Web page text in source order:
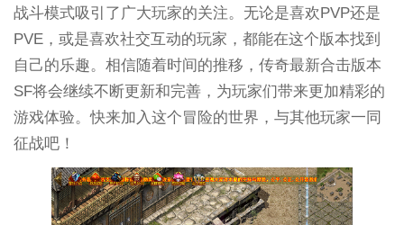
战斗模式吸引了广大玩家的关注。无论是喜欢PVP还是
PVE，或是喜欢社交互动的玩家，都能在这个版本找到
自己的乐趣。相信随着时间的推移，传奇最新合击版本
SF将会继续不断更新和完善，为玩家们带来更加精彩的
游戏体验。快来加入这个冒险的世界，与其他玩家一同
征战吧！